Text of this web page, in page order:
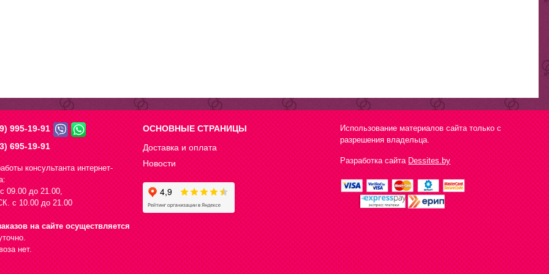
995-19-91
695-19-91
консультанта интернет-
09.00 до 21.00,
с 10.00 до 21.00
на сайте осуществляется
нет.
ОСНОВНЫЕ СТРАНИЦЫ
Доставка и оплата
Новости
Использование материалов сайта только с
разрешения владельца.
Разработка сайтаDessites.by